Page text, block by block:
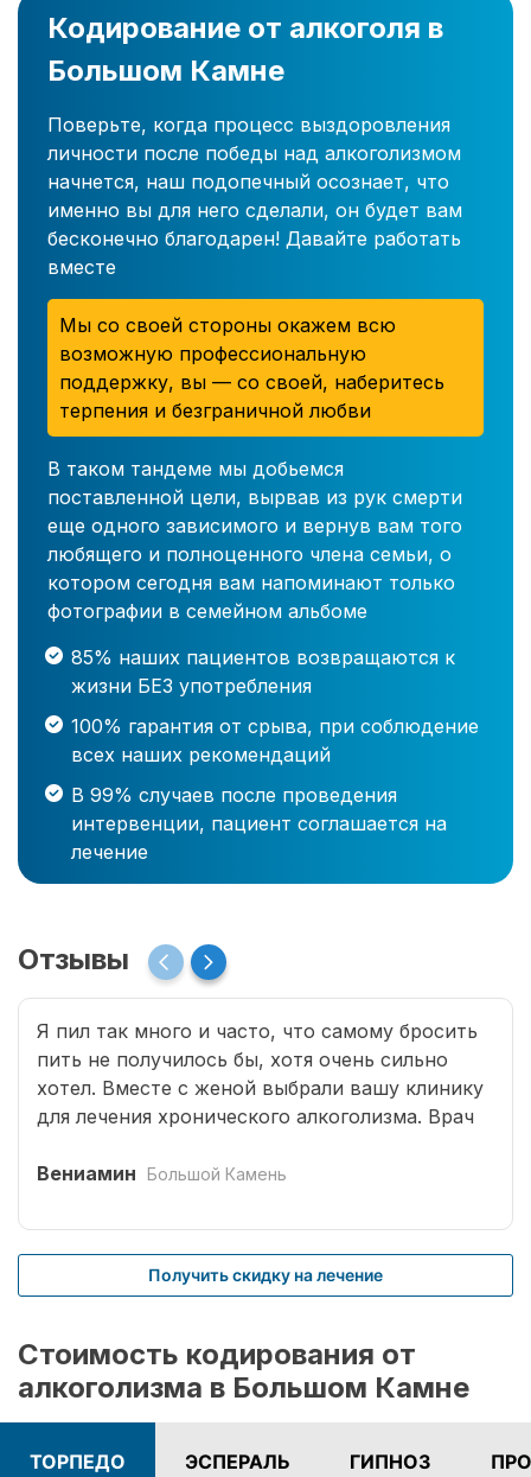
Кодирование от алкоголя в
Большом Камне
Поверьте, когда процесс выздоровления
личности после победы над алкоголизмом
начнется, наш подопечный осознает, что
именно вы для него сделали, он будет вам
бесконечно благодарен! Давайте работать
вместе
Мы со своей стороны окажем всю
возможную профессиональную
поддержку, вы — со своей, наберитесь
терпения и безграничной любви
В таком тандеме мы добьемся
поставленной цели, вырвав из рук смерти
еще одного зависимого и вернув вам того
любящего и полноценного члена семьи, о
котором сегодня вам напоминают только
фотографии в семейном альбоме
85% наших пациентов возвращаются к
жизни БЕЗ употребления
100% гарантия от срыва, при соблюдение
всех наших рекомендаций
В 99% случаев после проведения
интервенции, пациент соглашается на
лечение
Отзывы
Я пил так много и часто, что самому бросить
пить не получилось бы, хотя очень сильно
хотел. Вместе с женой выбрали вашу клинику
для лечения хронического алкоголизма. Врач
сроком на три года. Вшивание препаратов
лечение. Врачом наркологом было подобрано
несколько начальных эффективных методик
для меня. Я завязал с приемом спиртных
конечно не обошлось.). На учете нигде не
состою. И вот срок кодировки уже прошел,
но я пить не хочу совсем. Я отказался от
употребления алкоголя навсегда. Спасибо!
Вениамин Большой Камень
Получить скидку на лечение
Стоимость кодирования от
алкоголизма в Большом Камне
ТОРПЕДО ЭСПЕРАЛЬ ГИПНОЗ